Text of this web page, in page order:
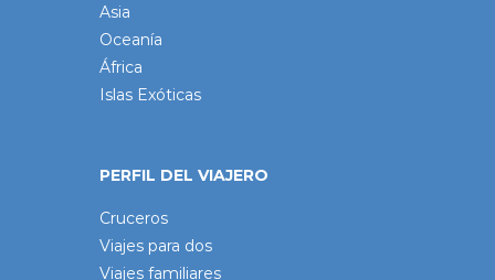
Asia
Oceanía
África
Islas Exóticas
PERFIL DEL VIAJERO
Cruceros
Viajes para dos
Viajes familiares